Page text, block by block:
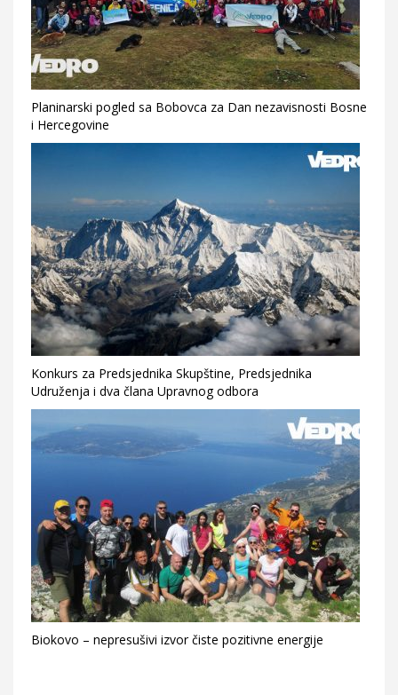
Planinarski pogled sa Bobovca za Dan nezavisnosti Bosne
i Hercegovine
Konkurs za Predsjednika Skupštine, Predsjednika
Udruženja i dva člana Upravnog odbora
Biokovo – nepresušivi izvor čiste pozitivne energije